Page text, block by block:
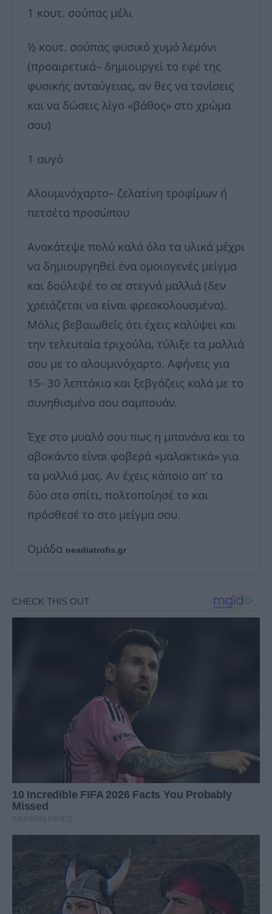
1 κουτ. σούπας μέλι
½ κουτ. σούπας φυσικό χυμό λεμόνι
(προαιρετικά– δημιουργεί το εφέ της
φυσικής ανταύγειας, αν θες να τονίσεις
και να δώσεις λίγο «βάθος» στο χρώμα
σου)
1 αυγό
Αλουμινόχαρτο– ζελατίνη τροφίμων ή
πετσέτα προσώπου
Ανακάτεψε πολύ καλά όλα τα υλικά μέχρι
να δημιουργηθεί ένα ομοιογενές μείγμα
και δούλεψέ το σε στεγνά μαλλιά (δεν
χρειάζεται να είναι φρεσκολουσμένα).
Μόλις βεβαιωθείς ότι έχεις καλύψει και
την τελευταία τριχούλα, τύλιξε τα μαλλιά
σου με το αλουμινόχαρτο. Αφήνεις για
15- 30 λεπτάκια και ξεβγάζεις καλά με το
συνηθισμένο σου σαμπουάν.
Έχε στο μυαλό σου πως η μπανάνα και το
αβοκάντο είναι φοβερά «μαλακτικά» για
τα μαλλιά μας. Αν έχεις κάποιο απ’ τα
δύο στο σπίτι, πολτοποίησέ το και
πρόσθεσέ το στο μείγμα σου.
Ομάδα neadiatrofis.gr